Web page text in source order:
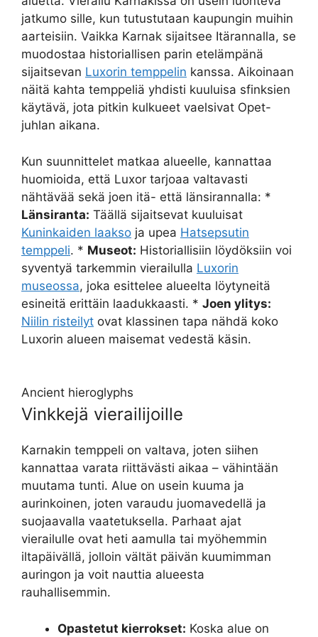
jatkumo sille, kun tutustutaan kaupungin muihin
aarteisiin. Vaikka Karnak sijaitsee Itärannalla, se
muodostaa historiallisen parin etelämpänä
sijaitsevan Luxorin temppelin kanssa. Aikoinaan
näitä kahta temppeliä yhdisti kuuluisa sfinksien
käytävä, jota pitkin kulkueet vaelsivat Opet-
juhlan aikana.
Kun suunnittelet matkaa alueelle, kannattaa
huomioida, että Luxor tarjoaa valtavasti
nähtävää sekä joen itä- että länsirannalla: *
Länsiranta: Täällä sijaitsevat kuuluisat
Kuninkaiden laakso ja upea Hatsepsutin
temppeli. * Museot: Historiallisiin löydöksiin voi
syventyä tarkemmin vierailulla Luxorin
museossa, joka esittelee alueelta löytyneitä
esineitä erittäin laadukkaasti. * Joen ylitys:
Niilin risteilyt ovat klassinen tapa nähdä koko
Luxorin alueen maisemat vedestä käsin.
Ancient hieroglyphs
Vinkkejä vierailijoille
Karnakin temppeli on valtava, joten siihen
kannattaa varata riittävästi aikaa – vähintään
muutama tunti. Alue on usein kuuma ja
aurinkoinen, joten varaudu juomavedellä ja
suojaavalla vaatetuksella. Parhaat ajat
vierailulle ovat heti aamulla tai myöhemmin
iltapäivällä, jolloin vältät päivän kuumimman
auringon ja voit nauttia alueesta
rauhallisemmin.
Opastetut kierrokset: Koska alue on